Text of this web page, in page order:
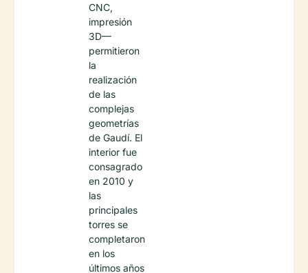
CNC,
impresión
3D—
permitieron
la
realización
de las
complejas
geometrías
de Gaudí. El
interior fue
consagrado
en 2010 y
las
principales
torres se
completaron
en los
últimos años